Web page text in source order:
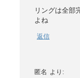
リングは全部
よね
返信
匿名 より: